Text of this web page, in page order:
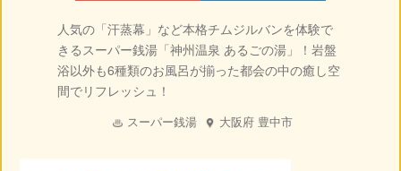
人気の「汗蒸幕」など本格チムジルバンを体験で
きるスーパー銭湯「神州温泉 あるごの湯」！岩盤
浴以外も6種類のお風呂が揃った都会の中の癒し空
間でリフレッシュ！
スーパー銭湯 大阪府 豊中市